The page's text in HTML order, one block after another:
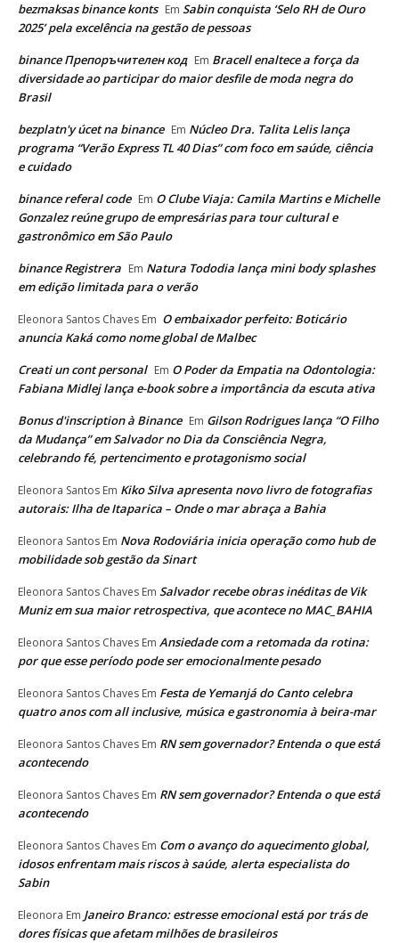
bezmaksas binance konts Em Sabin conquista ‘Selo RH de Ouro
2025’ pela excelência na gestão de pessoas
binance Препоръчителен код Em Bracell enaltece a força da
diversidade ao participar do maior desfile de moda negra do
Brasil
bezplatn'y úcet na binance Em Núcleo Dra. Talita Lelis lança
programa “Verão Express TL 40 Dias” com foco em saúde, ciência
e cuidado
binance referal code Em O Clube Viaja: Camila Martins e Michelle
Gonzalez reúne grupo de empresárias para tour cultural e
gastronômico em São Paulo
binance Registrera Em Natura Tododia lança mini body splashes
em edição limitada para o verão
Eleonora Santos Chaves Em O embaixador perfeito: Boticário
anuncia Kaká como nome global de Malbec
Creati un cont personal Em O Poder da Empatia na Odontologia:
Fabiana Midlej lança e-book sobre a importância da escuta ativa
Bonus d'inscription à Binance Em Gilson Rodrigues lança “O Filho
da Mudança” em Salvador no Dia da Consciência Negra,
celebrando fé, pertencimento e protagonismo social
Eleonora Santos Em Kiko Silva apresenta novo livro de fotografias
autorais: Ilha de Itaparica – Onde o mar abraça a Bahia
Eleonora Santos Em Nova Rodoviária inicia operação como hub de
mobilidade sob gestão da Sinart
Eleonora Santos Chaves Em Salvador recebe obras inéditas de Vik
Muniz em sua maior retrospectiva, que acontece no MAC_BAHIA
Eleonora Santos Chaves Em Ansiedade com a retomada da rotina:
por que esse período pode ser emocionalmente pesado
Eleonora Santos Chaves Em Festa de Yemanjá do Canto celebra
quatro anos com all inclusive, música e gastronomia à beira-mar
Eleonora Santos Chaves Em RN sem governador? Entenda o que está
acontecendo
Eleonora Santos Chaves Em RN sem governador? Entenda o que está
acontecendo
Eleonora Santos Chaves Em Com o avanço do aquecimento global,
idosos enfrentam mais riscos à saúde, alerta especialista do
Sabin
Eleonora Em Janeiro Branco: estresse emocional está por trás de
dores físicas que afetam milhões de brasileiros